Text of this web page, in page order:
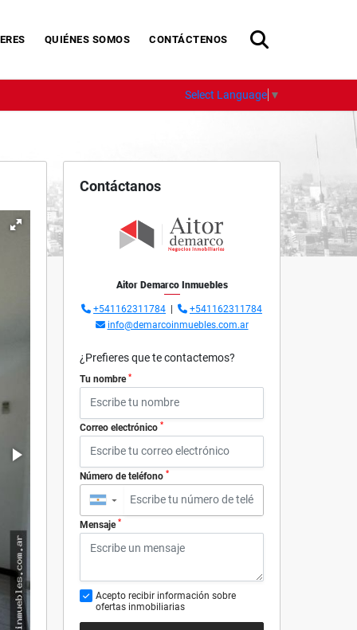
QUIÉNES SOMOS CONTÁCTENOS
Select Language ▼
Contáctanos
Aitor Demarco Inmuebles
+541162311784
+541162311784
info@demarcoinmuebles.com.ar
¿Prefieres que te contactemos?
Tu nombre *
Correo electrónico *
Número de teléfono *
▼
Mensaje *
Acepto recibir información sobre
ofertas inmobiliarias